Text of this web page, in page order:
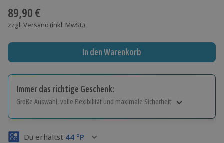
89,90 €
zzgl. Versand (inkl. MwSt.)
In den Warenkorb
Immer das richtige Geschenk:
Große Auswahl, volle Flexibilität und maximale Sicherheit
Volle Flexibilität
Du erhältst 44 °P